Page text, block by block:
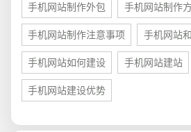
手机网站制作外包 手机网站制作
手机网站制作注意事项 手机网站
手机网站如何建设 手机网站建站
手机网站建设优势